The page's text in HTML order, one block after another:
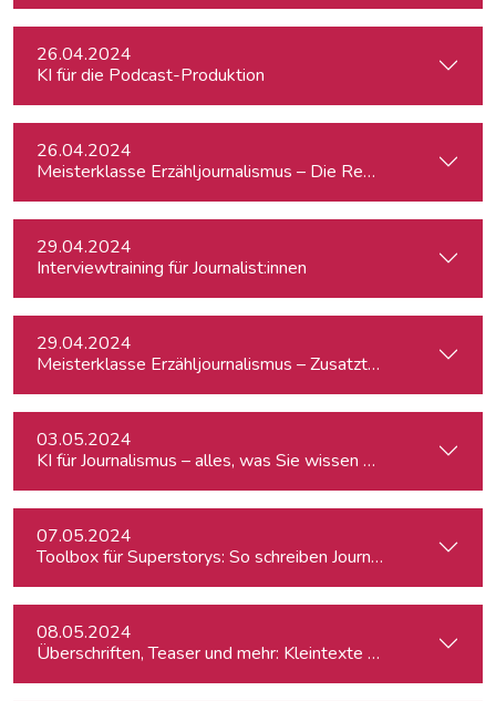
26.04.2024
KI für die Podcast-Produktion
26.04.2024
Meisterklasse Erzähljournalismus – Die
29.04.2024
Interviewtraining für Journalist:innen
29.04.2024
Meisterklasse Erzähljournalismus – Zusatztermin
03.05.2024
KI für Journalismus – alles, was Sie wissen müssen
07.05.2024
Toolbox für Superstorys: So schreiben Journalist:innen
08.05.2024
Überschriften, Teaser und mehr: Kleintexte einfach besser